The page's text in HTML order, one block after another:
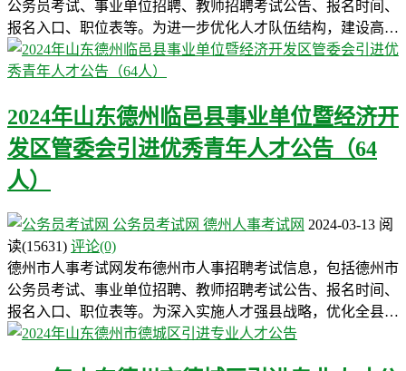
公务员考试、事业单位招聘、教师招聘考试公告、报名时间、
报名入口、职位表等。为进一步优化人才队伍结构，建设高…
2024年山东德州临邑县事业单位暨经济开
发区管委会引进优秀青年人才公告（64
人）
公务员考试网 德州人事考试网 2024-03-13 阅
读(15631) 评论(0)
德州市人事考试网发布德州市人事招聘考试信息，包括德州市
公务员考试、事业单位招聘、教师招聘考试公告、报名时间、
报名入口、职位表等。为深入实施人才强县战略，优化全县…